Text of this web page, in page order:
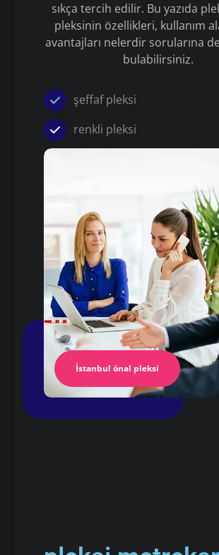
İstanbul önal pleksi
sıkça tercih edilir. Bu yazıda
pleksinin özellikleri, kullanım
avantajları nelerdir sorularına
bulabilirsiniz.
şeffaf pleksi
renkli pleksi
Pleksi Masa
İstanbul Pleksi